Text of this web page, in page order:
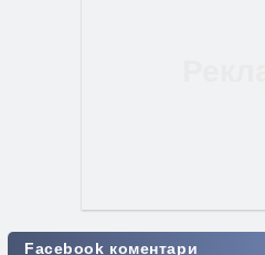
Facebook коментари